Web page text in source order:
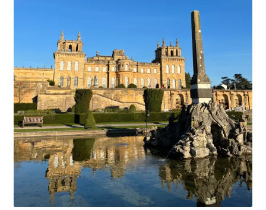
Privacy Tools
Private Tuition
Shop
Terms and Conditions
Categories